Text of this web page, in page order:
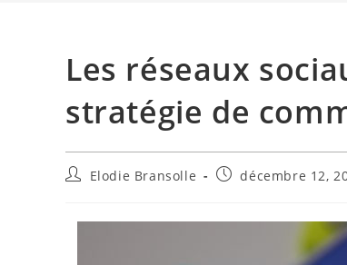
Les réseaux
stratégie de
Auteur/autrice
publication :
Elodie Bransolle
Publication
décembre 12,